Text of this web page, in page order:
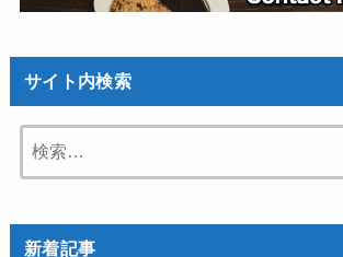
サイト内検索
索:
新着記事